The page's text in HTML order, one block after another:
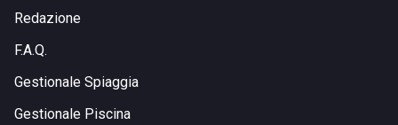
Redazione
F.A.Q.
Gestionale Spiaggia
Gestionale Piscina